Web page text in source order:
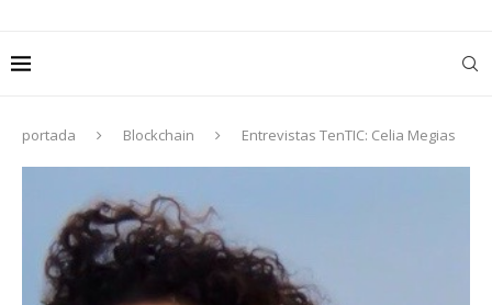
portada Blockchain Entrevistas TenTIC: Celia Megias